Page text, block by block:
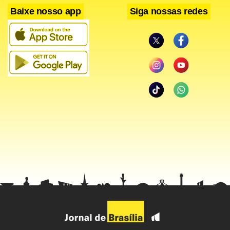
Em seis de setembro de 1996 veio sua primeira
oportunidade de ver o Cruzeiro jogar ao vivo, no Mané
Baixe nosso app Siga nossas redes